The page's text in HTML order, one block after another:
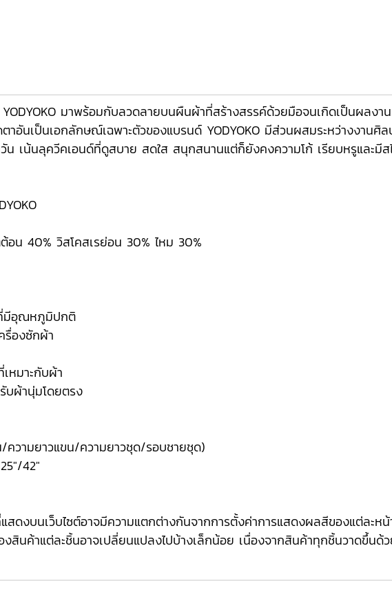
มาพร้อมกับลวดลายบนผืนผ้าที่สร้างสรรค์ด้วยมือจนเกิดเป็นผลงา
อันเป็นเอกลักษณ์เฉพาะตัวของแบรนด์ YODYOKO มีส่วนผสมระหว่างงานศิล
วัน เน้นลุควีคเอนด์ที่ดูสบาย สดใส สนุกสนานแต่ก็ยังคงความโก้ เรียบหรูและมี
อน 40% วิสโคสเรย่อน 30% ไหม 30%
มีอุณหภูมิปกติ
รื่องซักผ้า
หมาะกับผ้า
บผ้านุ่มโดยตรง
วามยาวแขน/ความยาวชุด/รอบชายชุด)
42"
งบนเว็บไซต์อาจมีความแตกต่างกันจากการตั้งค่าการแสดงผลสีของแต่ละหน้
ต่ละชิ้นอาจเปลี่ยนแปลงไปบ้างเล็กน้อย เนื่องจากสินค้าทุกชิ้นวาดขึ้นด้